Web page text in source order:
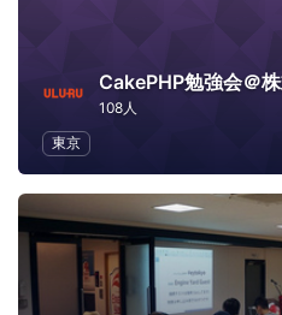
CakePHP勉強会＠
108人
東京